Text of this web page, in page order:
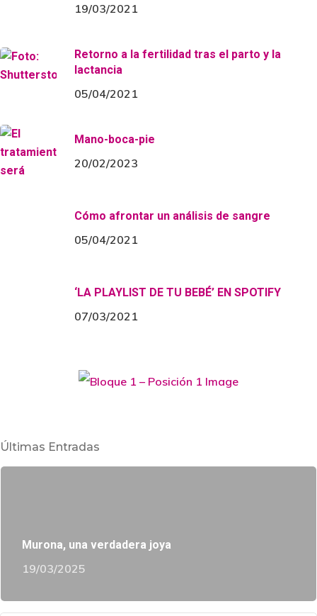
ayunas, con nervios y con la perspectiva de que van
padre o madre que se precie. Tranquilidad,…
19/03/2021
Retorno a la fertilidad tras el parto y la
lactancia
05/04/2021
Mano-boca-pie
20/02/2023
Cómo afrontar un análisis de sangre
05/04/2021
‘LA PLAYLIST DE TU BEBÉ’ EN SPOTIFY
07/03/2021
Últimas Entradas
Murona, una verdadera joya
19/03/2025